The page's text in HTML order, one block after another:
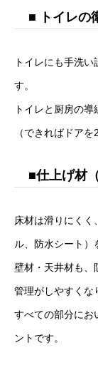
■ トイレの
トイレにも手洗
す。
トイレと厨房の
（できればドア
■仕上げ材
床材は滑りにくく
ル、防水シート）
壁材・天井材も、
管理がしやすくな
すべての部分にお
ントです。